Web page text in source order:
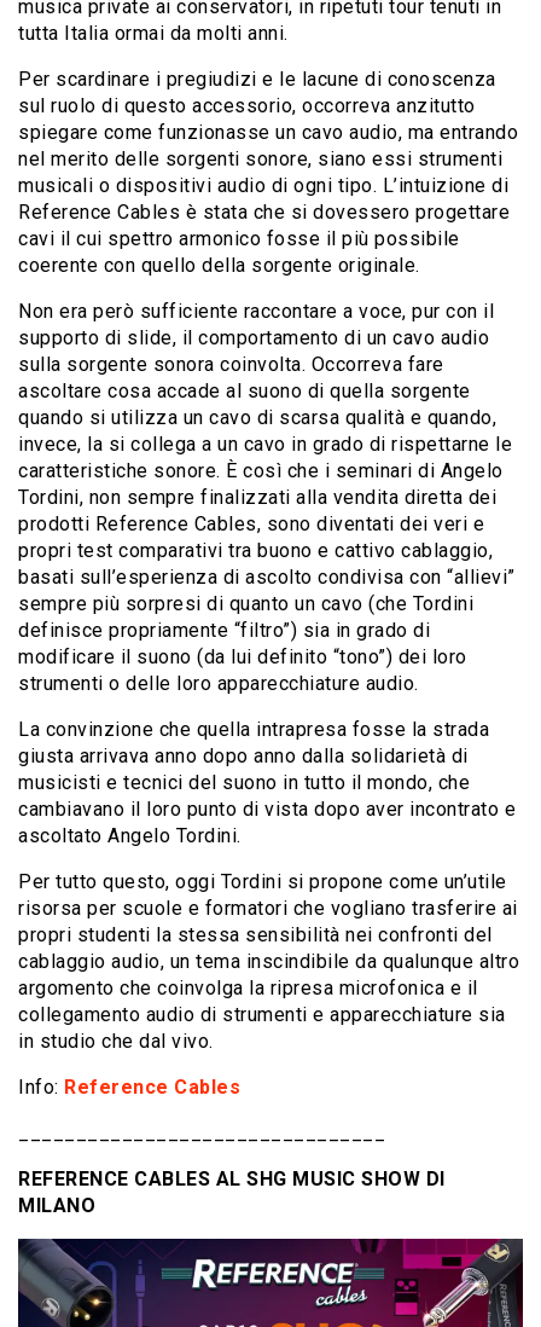
musica private ai conservatori, in ripetuti tour tenuti in
tutta Italia ormai da molti anni.
Per scardinare i pregiudizi e le lacune di conoscenza
sul ruolo di questo accessorio, occorreva anzitutto
spiegare come funzionasse un cavo audio, ma entrando
nel merito delle sorgenti sonore, siano essi strumenti
musicali o dispositivi audio di ogni tipo. L’intuizione di
Reference Cables è stata che si dovessero progettare
cavi il cui spettro armonico fosse il più possibile
coerente con quello della sorgente originale.
Non era però sufficiente raccontare a voce, pur con il
supporto di slide, il comportamento di un cavo audio
sulla sorgente sonora coinvolta. Occorreva fare
ascoltare cosa accade al suono di quella sorgente
quando si utilizza un cavo di scarsa qualità e quando,
invece, la si collega a un cavo in grado di rispettarne le
caratteristiche sonore. È così che i seminari di Angelo
Tordini, non sempre finalizzati alla vendita diretta dei
prodotti Reference Cables, sono diventati dei veri e
propri test comparativi tra buono e cattivo cablaggio,
basati sull’esperienza di ascolto condivisa con “allievi”
sempre più sorpresi di quanto un cavo (che Tordini
definisce propriamente “filtro”) sia in grado di
modificare il suono (da lui definito “tono”) dei loro
strumenti o delle loro apparecchiature audio.
La convinzione che quella intrapresa fosse la strada
giusta arrivava anno dopo anno dalla solidarietà di
musicisti e tecnici del suono in tutto il mondo, che
cambiavano il loro punto di vista dopo aver incontrato e
ascoltato Angelo Tordini.
Per tutto questo, oggi Tordini si propone come un’utile
risorsa per scuole e formatori che vogliano trasferire ai
propri studenti la stessa sensibilità nei confronti del
cablaggio audio, un tema inscindibile da qualunque altro
argomento che coinvolga la ripresa microfonica e il
collegamento audio di strumenti e apparecchiature sia
in studio che dal vivo.
Info: Reference Cables
REFERENCE CABLES AL SHG MUSIC SHOW DI
MILANO